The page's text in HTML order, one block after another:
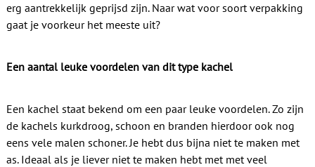
erg aantrekkelijk geprijsd zijn. Naar wat voor soort verpakking
gaat je voorkeur het meeste uit?
Een aantal leuke voordelen van dit type kachel
Een kachel staat bekend om een paar leuke voordelen. Zo zijn
de kachels kurkdroog, schoon en branden hierdoor ook nog
eens vele malen schoner. Je hebt dus bijna niet te maken met
as. Ideaal als je liever niet te maken hebt met met veel